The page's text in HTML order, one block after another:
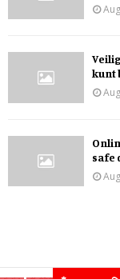
kunt
safe